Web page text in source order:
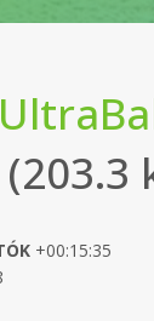
+00:15:35